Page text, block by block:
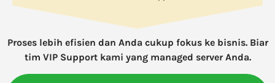
Proses lebih efisien dan Anda cukup fokus ke bisnis. Biar
tim VIP Support kami yang managed server Anda.